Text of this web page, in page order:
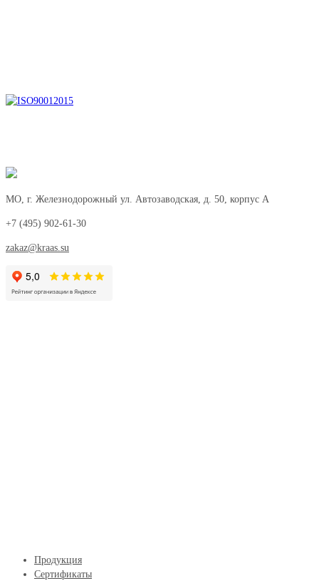
МО, г. Железнодорожный ул. Автозаводская, д. 50, корпус А
+7 (495) 902-61-30
zakaz@kraas.su
Продукция
Сертификаты